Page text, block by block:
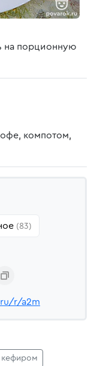
на порционную
компотом,
(83)
r/a2m
кефиром